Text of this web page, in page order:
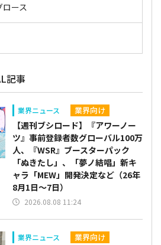
ース
記事
業界ニュース 業界向け
【週刊ブシロード】『アワーノー
ツ』事前登録者数グローバル100万
人、『WSR』ブースターパック
「ぬきたし」、「夢ノ結唱」新キ
ャラ「MEW」開発決定など（26年
8月1日～7日）
2026.08.08 11:24
業界ニュース 業界向け